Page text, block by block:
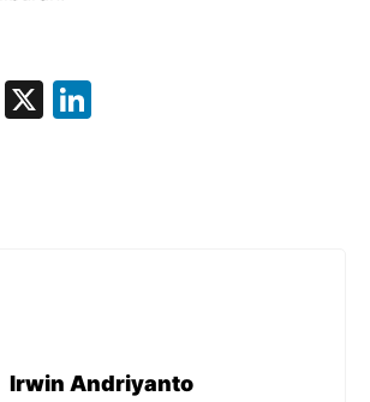
T
X
Irwin Andriyanto